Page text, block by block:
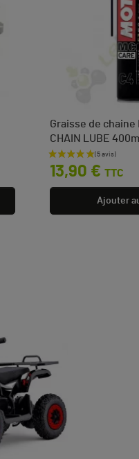
Graisse de chaine
CHAIN LUBE
Prix
13,90 € TTC
Ajouter